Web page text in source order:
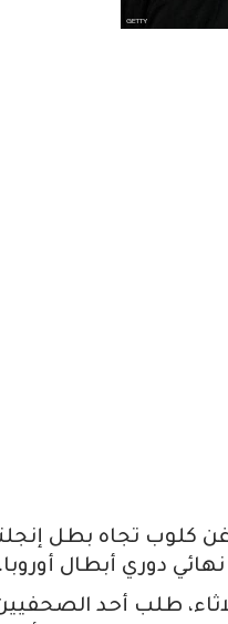
كلوب تجاه بطل
دوري أبطال
طلب أحد